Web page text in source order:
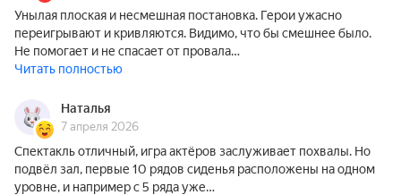
Унылая плоская и несмешная постановка. Герои ужасно
переигрывают и кривляются. Видимо, что бы смешнее было.
Не помогает и не спасает от провала…
Читать полностью
Наталья
7 апреля 2026
Спектакль отличный, игра актёров заслуживает похвалы. Но
подвёл зал, первые 10 рядов сиденья расположены на одном
уровне, и например с 5 ряда уже…